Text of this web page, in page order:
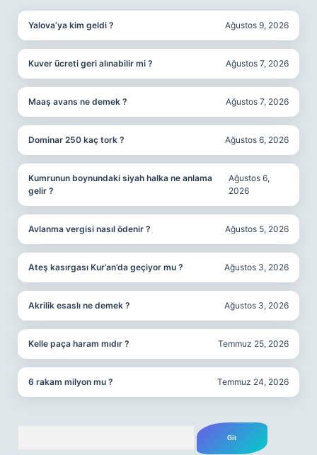
Yalova’ya kim geldi ? Ağustos 9, 2026
Kuver ücreti geri alınabilir mi ? Ağustos 7, 2026
Maaş avans ne demek ? Ağustos 7, 2026
Dominar 250 kaç tork ? Ağustos 6, 2026
Kumrunun boynundaki siyah halka ne anlama
gelir ?
Ağustos 6,
2026
Avlanma vergisi nasıl ödenir ? Ağustos 5, 2026
Ateş kasırgası Kur’an’da geçiyor mu ? Ağustos 3, 2026
Akrilik esaslı ne demek ? Ağustos 3, 2026
Kelle paça haram mıdır ? Temmuz 25, 2026
6 rakam milyon mu ? Temmuz 24, 2026